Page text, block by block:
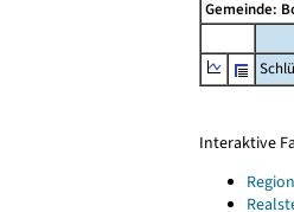
Gemeinde:
Interaktive